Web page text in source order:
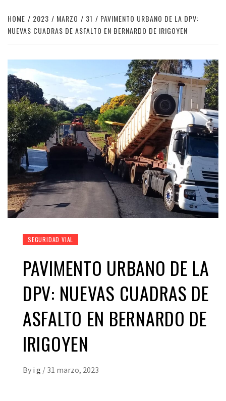
HOME 2023 MARZO 31
PAVIMENTO URBANO DE LA DPV:
NUEVAS CUADRAS DE ASFALTO EN BERNARDO DE IRIGOYEN
SEGURIDAD VIAL
PAVIMENTO URBANO DE LA
DPV: NUEVAS CUADRAS DE
ASFALTO EN BERNARDO DE
IRIGOYEN
By i g / 31 marzo, 2023